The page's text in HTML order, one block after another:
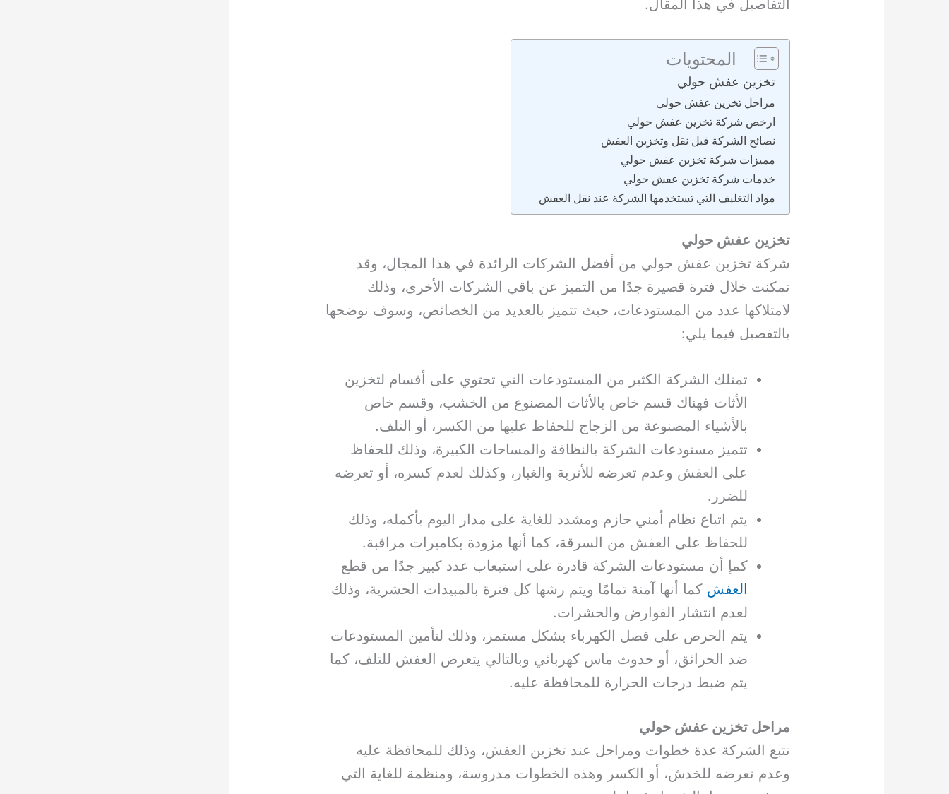
التفاصيل في هذا المقال.
المحتويات
تخزين عفش حولي
مراحل تخزين عفش حولي
ارخص شركة تخزين عفش حولي
نصائح الشركة قبل نقل وتخزين العفش
مميزات شركة تخزين عفش حولي
خدمات شركة تخزين عفش حولي
مواد التغليف التي تستخدمها الشركة عند نقل العفش
تخزين عفش حولي
شركة تخزين عفش حولي من أفضل الشركات الرائدة في هذا المجال، وقد
تمكنت خلال فترة قصيرة جدًا من التميز عن باقي الشركات الأخرى، وذلك
لامتلاكها عدد من المستودعات، حيث تتميز بالعديد من الخصائص، وسوف نوضحها
بالتفصيل فيما يلي:
تمتلك الشركة الكثير من المستودعات التي تحتوي على أقسام لتخزين
الأثاث فهناك قسم خاص بالأثاث المصنوع من الخشب، وقسم خاص
بالأشياء المصنوعة من الزجاج للحفاظ عليها من الكسر، أو التلف.
تتميز مستودعات الشركة بالنظافة والمساحات الكبيرة، وذلك للحفاظ
على العفش وعدم تعرضه للأتربة والغبار، وكذلك لعدم كسره، أو تعرضه
للضرر.
يتم اتباع نظام أمني حازم ومشدد للغاية على مدار اليوم بأكمله، وذلك
للحفاظ على العفش من السرقة، كما أنها مزودة بكاميرات مراقبة.
كمإ أن مستودعات الشركة قادرة على استيعاب عدد كبير جدًا من قطع
العفش كما أنها آمنة تمامًا ويتم رشها كل فترة بالمبيدات الحشرية، وذلك
لعدم انتشار القوارض والحشرات.
يتم الحرص على فصل الكهرباء بشكل مستمر، وذلك لتأمين المستودعات
ضد الحرائق، أو حدوث ماس كهربائي وبالتالي يتعرض العفش للتلف، كما
يتم ضبط درجات الحرارة للمحافظة عليه.
مراحل تخزين عفش حولي
تتبع الشركة عدة خطوات ومراحل عند تخزين العفش، وذلك للمحافظة عليه
وعدم تعرضه للخدش، أو الكسر وهذه الخطوات مدروسة، ومنظمة للغاية التي